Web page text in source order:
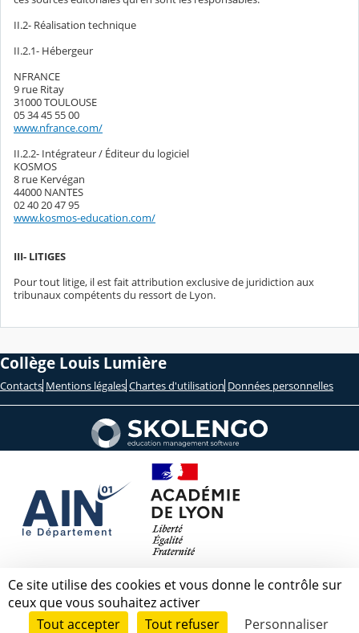
II.2- Réalisation technique
II.2.1- Hébergeur
NFRANCE
9 rue Ritay
31000 TOULOUSE
05 34 45 55 00
www.nfrance.com/
II.2.2- Intégrateur / Éditeur du logiciel
KOSMOS
8 rue Kervégan
44000 NANTES
02 40 20 47 95
www.kosmos-education.com/
III- LITIGES
Pour tout litige, il est fait attribution exclusive de juridiction aux
tribunaux compétents du ressort de Lyon.
Collège Louis Lumière
Contacts Mentions légales Chartes d'utilisation Données personnelles
Ce site utilise des cookies et vous donne le contrôle sur
ceux que vous souhaitez activer
Tout accepter
Tout refuser Personnaliser